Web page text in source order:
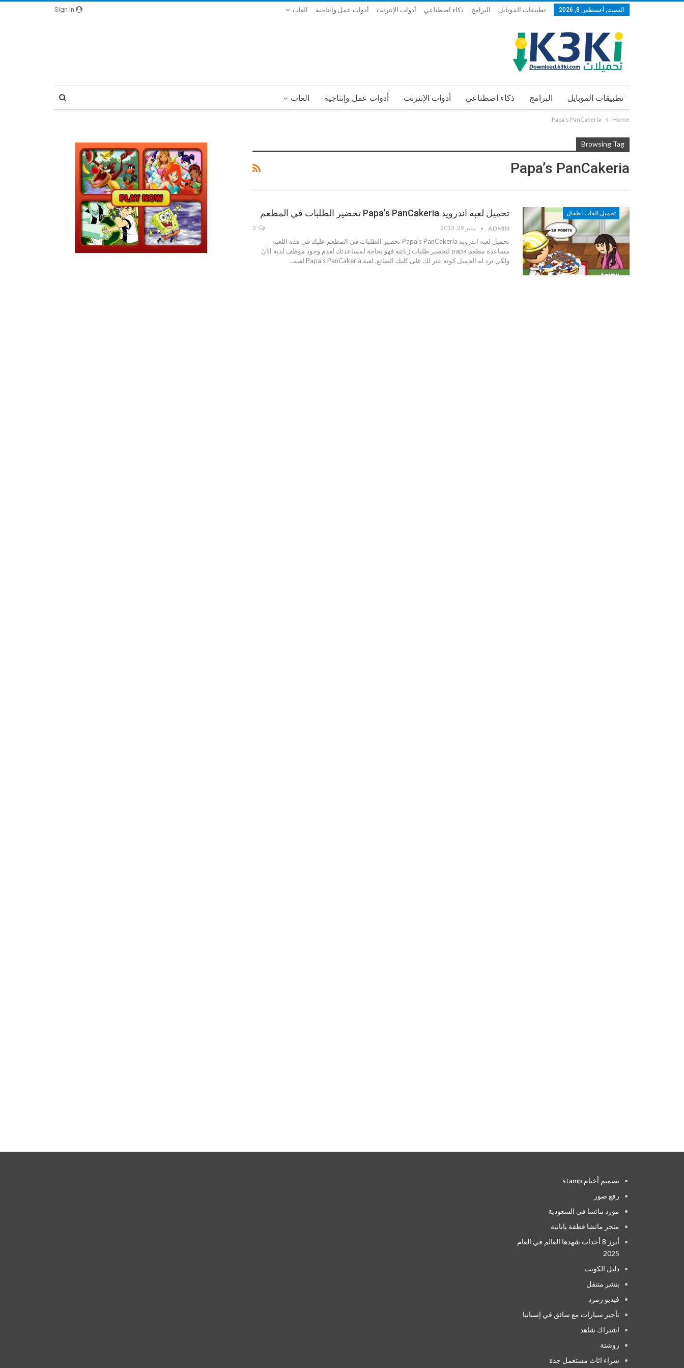
السبت, أغسطس 8, 2026 تطبيقات الموبايل البرامج ذكاء اصطناعي أدوات الإنترنت أدوات عمل وإنتاجية العاب
تطبيقات الموبايل البرامج ذكاء اصطناعي أدوات الإنترنت أدوات عمل وإنتاجية العاب
Home
Papa’s PanCakeria
Browsing Tag
Papa’s PanCakeria
تحميل العاب اطفال تحميل لعبه اندرويد Papa’s PanCakeria تحضير الطلبات في المطعم
ADMIN يناير 29, 2013
تحميل لعبه اندرويد Papa's PanCakeria تحضير الطلبات في المطعم عليك في هذه اللعبه
مساعدة مطعم papa لتحضير طلبات زبائنه فهو بحاجه لمساعدتك لعدم وجود موظف لديه الآن
ولكي ترد له الجميل كونه عثر لك على كلبك الضائع. لعبة Papa's PanCakeria لعبه…
تصميم أختام stamp
رفع صور
مورد ماتشا في السعودية
متجر ماتشا قطفة يابانية
أبرز 8 أحداث شهدها العالم في العام
2025
دليل الكويت
بنشر متنقل
فيديو زمرد
تأجير سيارات مع سائق في إسبانيا
اشتراك شاهد
روشتة
شراء اثاث مستعمل جدة